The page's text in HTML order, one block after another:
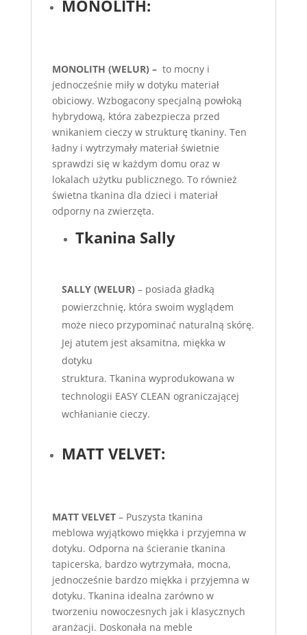
MONOLITH:
MONOLITH (WELUR) – to mocny i
jednocześnie miły w dotyku materiał
obiciowy. Wzbogacony specjalną powłoką
hybrydową, która zabezpiecza przed
wnikaniem cieczy w strukturę tkaniny. Ten
ładny i wytrzymały materiał świetnie
sprawdzi się w każdym domu oraz w
lokalach użytku publicznego. To również
świetna tkanina dla dzieci i materiał
odporny na zwierzęta.
Tkanina Sally
SALLY (WELUR) – posiada gładką
powierzchnię, która swoim wyglądem
może nieco przypominać naturalną skórę.
Jej atutem jest aksamitna, miękka w
dotyku
struktura. Tkanina wyprodukowana w
technologii EASY CLEAN ograniczającej
wchłanianie cieczy.
MATT VELVET:
MATT VELVET– Puszysta tkanina
meblowa wyjątkowo miękka i przyjemna w
dotyku. Odporna na ścieranie tkanina
tapicerska, bardzo wytrzymała, mocna,
jednocześnie bardzo miękka i przyjemna w
dotyku. Tkanina idealna zarówno w
tworzeniu nowoczesnych jak i klasycznych
aranżacji. Doskonała na meble